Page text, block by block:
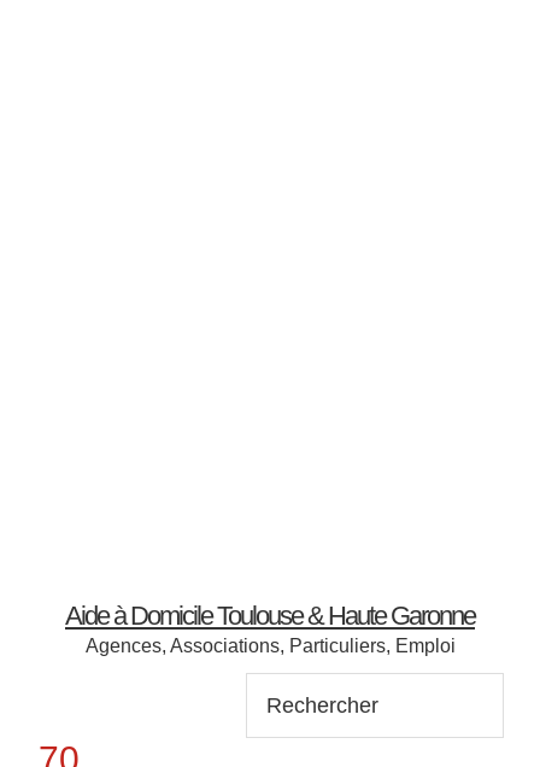
Aide à Domicile Toulouse & Haute Garonne
Agences, Associations, Particuliers, Emploi
When autocomplete results are available use up and
When autocomplete results are available use up and